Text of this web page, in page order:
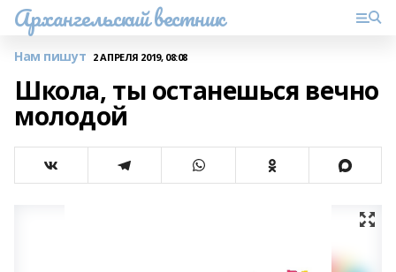
Архангельский вестник
Нам пишут 2 АПРЕЛЯ 2019, 08:08
Школа, ты останешься вечно
молодой